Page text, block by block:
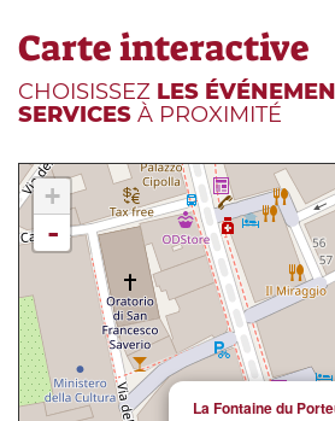
Carte interactive
CHOISISSEZ LES
SERVICES À PROXIMITÉ
La Fontaine du
+
-